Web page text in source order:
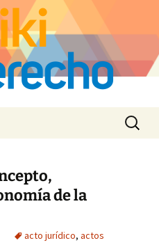
Buscar:
de la
acto jurídico, actos